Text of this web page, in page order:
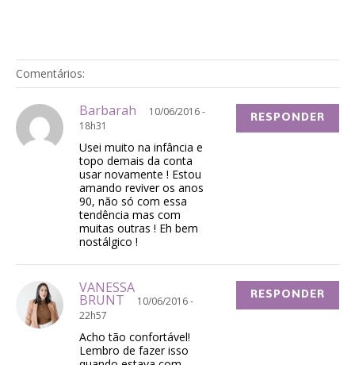
Comentários:
Barbarah
10/06/2016 -
18h31
Usei muito na infância e
topo demais da conta
usar novamente ! Estou
amando reviver os anos
90, não só com essa
tendência mas com
muitas outras ! Eh bem
nostálgico !
RESPONDER
VANESSA
BRUNT
10/06/2016 -
22h57
Acho tão confortável!
Lembro de fazer isso
RESPONDER